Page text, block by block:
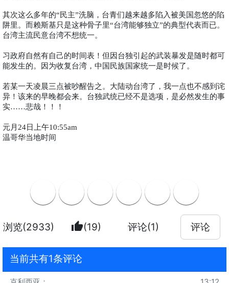
其次这么多年的“民主”洗脑，台青们越来越多陷入被美国忽悠的陷
阱里。而赖斯基只是这种骨子里“台湾能够独立”的典型代表而已。
台湾主流民意台湾不想统一。
习政府自然有自己的时间表！但因台独引起的武装暴发是随时都可
能发生的。因为收复台湾，中国民族国家统一是时候了。
若某一天凌晨三点被吵醒告之。大陆动台湾了，我一点也不感到诧
异！该来的早晚都会来。台独武统已经不是选项，是必然发生的事
实……悲哉！！！
元月 24日上午10:55am
温哥华当地时间
浏览(2933) thumb_up(19) 评论(1) 评论
当前共有1条评论